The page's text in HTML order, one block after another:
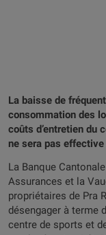
La baisse de
consommation des
coûts d’entretien du
ne sera pas effective
La Banque
Assurances et la
propriétaires de Pra
désengager à terme
centre de sports et